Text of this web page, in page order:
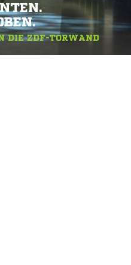
DIE ZDF-TORWAND